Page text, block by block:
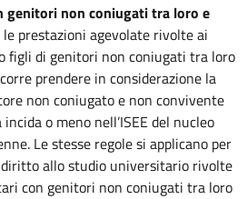
genitori non coniugati tra loro e
le prestazioni agevolate rivolte ai
figli di genitori non coniugati tra loro
prendere in considerazione la
non coniugato e non convivente
o meno nell’ISEE del nucleo
Le stesse regole si applicano per
allo studio universitario rivolte
con genitori non coniugati tra loro